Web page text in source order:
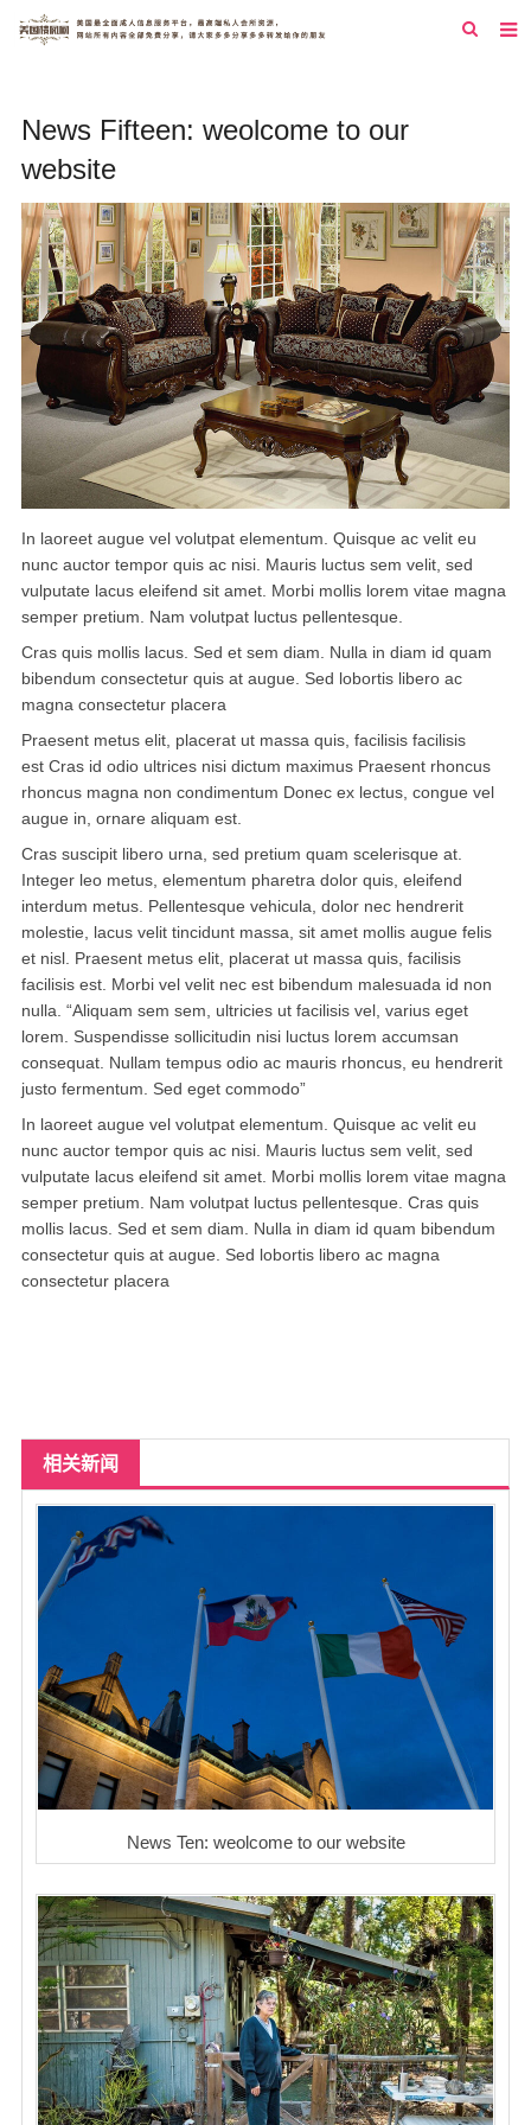
纽约
洛杉矶
旧金山
西雅图
芝加哥
新泽西
圣地亚哥
休斯顿
拉斯维加斯
华盛顿
费城
夏威夷
亚特兰大
迈阿密
奥兰多
奥斯汀
达拉斯
美国其他地区
尔湾
us151萌萌私家约炮按摩
留学生私家兼职*有地方可上门
News Fifteen: weolcome to our
website
In laoreet augue vel volutpat elementum. Quisque ac velit eu
nunc auctor tempor quis ac nisi. Mauris luctus sem velit, sed
vulputate lacus eleifend sit amet. Morbi mollis lorem vitae magna
semper pretium. Nam volutpat luctus pellentesque.
Cras quis mollis lacus. Sed et sem diam. Nulla in diam id quam
bibendum consectetur quis at augue. Sed lobortis libero ac
magna consectetur placera
Praesent metus elit, placerat ut massa quis, facilisis facilisis
est Cras id odio ultrices nisi dictum maximus Praesent rhoncus
rhoncus magna non condimentum Donec ex lectus, congue vel
augue in, ornare aliquam est.
Cras suscipit libero urna, sed pretium quam scelerisque at.
Integer leo metus, elementum pharetra dolor quis, eleifend
interdum metus. Pellentesque vehicula, dolor nec hendrerit
molestie, lacus velit tincidunt massa, sit amet mollis augue felis
et nisl. Praesent metus elit, placerat ut massa quis, facilisis
facilisis est. Morbi vel velit nec est bibendum malesuada id non
nulla. “Aliquam sem sem, ultricies ut facilisis vel, varius eget
lorem. Suspendisse sollicitudin nisi luctus lorem accumsan
consequat. Nullam tempus odio ac mauris rhoncus, eu hendrerit
justo fermentum. Sed eget commodo”
In laoreet augue vel volutpat elementum. Quisque ac velit eu
nunc auctor tempor quis ac nisi. Mauris luctus sem velit, sed
vulputate lacus eleifend sit amet. Morbi mollis lorem vitae magna
semper pretium. Nam volutpat luctus pellentesque. Cras quis
mollis lacus. Sed et sem diam. Nulla in diam id quam bibendum
consectetur quis at augue. Sed lobortis libero ac magna
consectetur placera
相关新闻
News Ten: weolcome to our website